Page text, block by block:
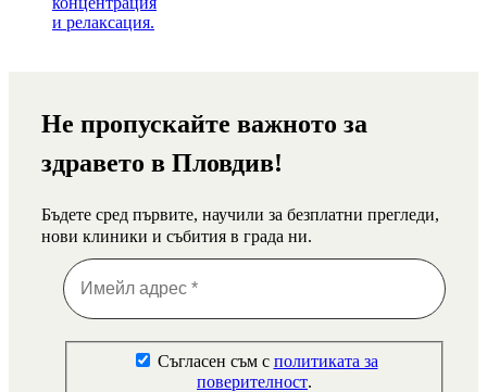
Не пропускайте важното за
здравето в Пловдив!
Бъдете сред първите, научили за безплатни прегледи,
нови клиники и събития в града ни.
Съгласен съм с политиката за
поверителност.